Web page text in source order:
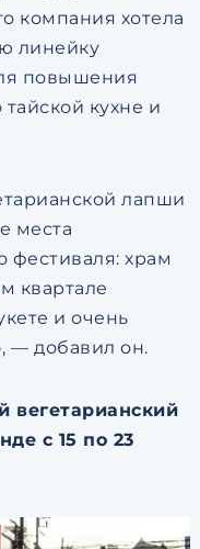
компания хотела
линейку
повышения
кухне и
лапши
места
фестиваля: храм
квартале
и очень
— добавил он.
вегетарианский
с 15 по 23